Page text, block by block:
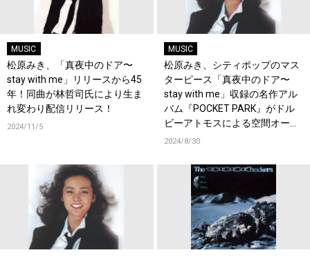
MUSIC
松原みき、「真夜中のドア〜
stay with me」リリースから45
年！同曲が林哲司氏により生ま
れ変わり配信リリース！
2024/11/5
MUSIC
松原みき、シティポップのマス
ターピース「真夜中のドア〜
stay with me」収録の名作アル
バム『POCKET PARK』がドル
ビーアトモスによる空間オーデ
ィオで再リリース！
2024/8/30